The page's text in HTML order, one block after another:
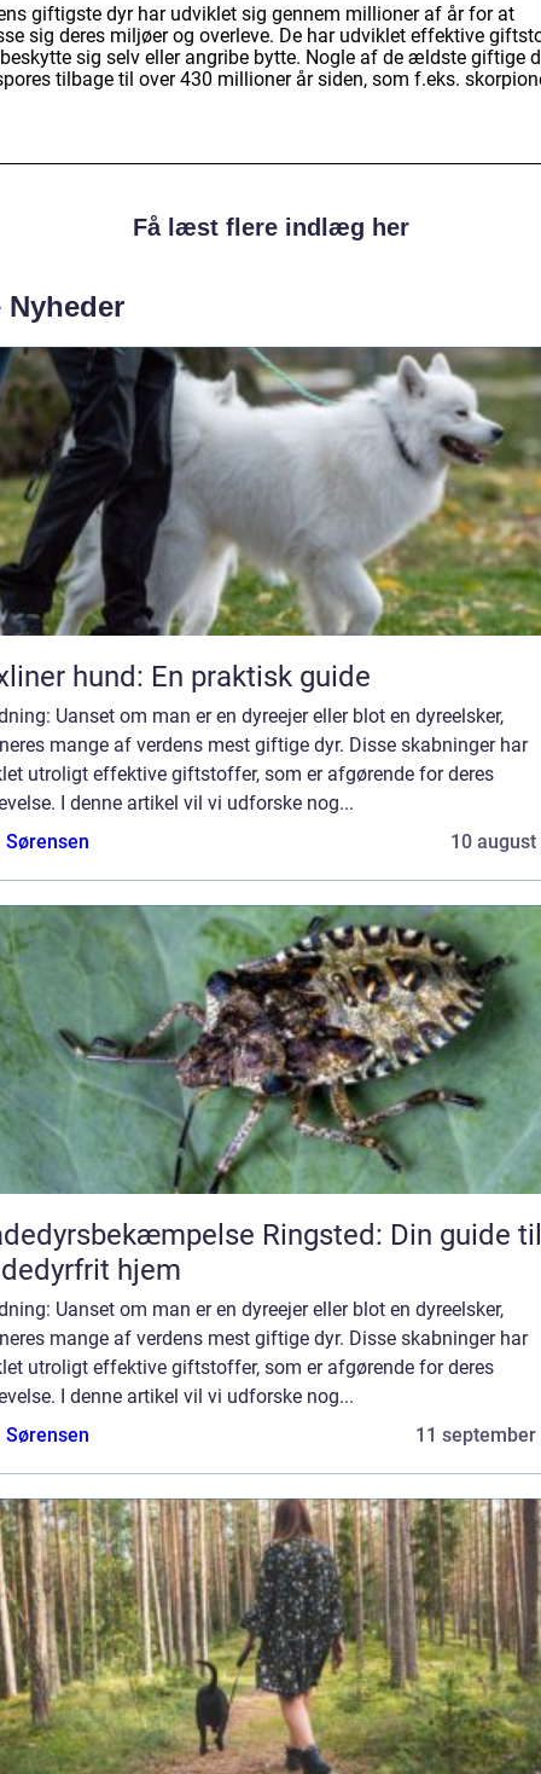
giftigste dyr har udviklet sig gennem millioner af år for at
sig deres miljøer og overleve. De har udviklet effektive
sig selv eller angribe bytte. Nogle af de ældste giftige
tilbage til over 430 millioner år siden, som f.eks.
Få læst flere indlæg her
Nyheder
hund: En praktisk guide
Uanset om man er en dyreejer eller blot en dyreelsker,
mange af verdens mest giftige dyr. Disse skabninger har
utroligt effektive giftstoffer, som er afgørende for deres
I denne artikel vil vi udforske nog...
Sørensen
10 august
Ringsted: Din guide
hjem
Uanset om man er en dyreejer eller blot en dyreelsker,
mange af verdens mest giftige dyr. Disse skabninger har
utroligt effektive giftstoffer, som er afgørende for deres
I denne artikel vil vi udforske nog...
Sørensen
11 september